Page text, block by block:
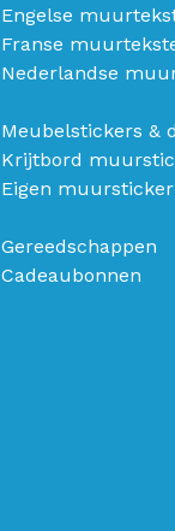
Engelse
Franse
Nederlandse
Meubelstickers &
Krijtbord
Eigen
Gereedschappen
Cadeaubonnen